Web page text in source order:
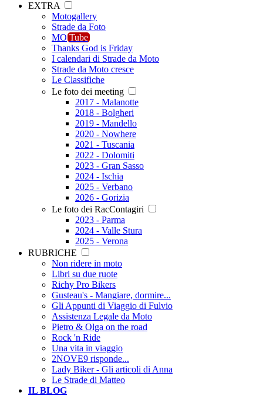
EXTRA
Motogallery
Strade da Foto
MO Tube
Thanks God is Friday
I calendari di Strade da Moto
Strade da Moto cresce
Le Classifiche
Le foto dei meeting
2017 - Malanotte
2018 - Bolgheri
2019 - Mandello
2020 - Nowhere
2021 - Tuscania
2022 - Dolomiti
2023 - Gran Sasso
2024 - Ischia
2025 - Verbano
2026 - Gorizia
Le foto dei RacContagiri
2023 - Parma
2024 - Valle Stura
2025 - Verona
RUBRICHE
Non ridere in moto
Libri su due ruote
Richy Pro Bikers
Gusteau's - Mangiare, dormire...
Gli Appunti di Viaggio di Fulvio
Assistenza Legale da Moto
Pietro & Olga on the road
Rock 'n Ride
Una vita in viaggio
2NOVE9 risponde...
Lady Biker - Gli articoli di Anna
Le Strade di Matteo
IL BLOG